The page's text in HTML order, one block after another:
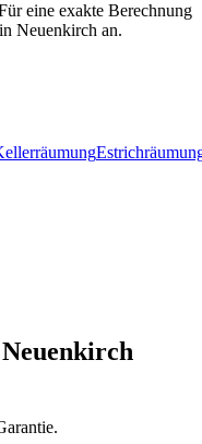
eine exakte Berechnung
Neuenkirch an.